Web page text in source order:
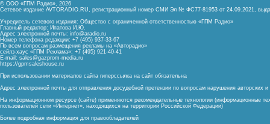
© ООО «ГПМ Радио», 2026
Сетевое издание AVTORADIO.RU, регистрационный номер СМИ Эл № ФС77-81953 от 24.09.2021,
Учредитель сетевого издания: Общество с ограниченной ответственностью «ГПМ Радио»
Главный редактор: Ипатова И.Ю.
Адрес электронной почты: info@aradio.ru
Номер телефона редакции: +7 (495) 937-33-67
По всем вопросам размещения рекламы на «Авторадио»
сейлз-хаус «ГПМ Реклама»: +7 (495) 921-40-41
E-mail: sales@gazprom-media.ru
https://gpmsaleshouse.ru
При использовании материалов сайта гиперссылка на сайт обязательна
Адрес электронной почты для отправления досудебной претензии по вопросам нарушения авторских
На информационном ресурсе (сайте) применяются рекомендательные технологии (информационные
пользователей сети «Интернет», находящихся на территории Российской Федерации)
Более подробная информация для правообладателей